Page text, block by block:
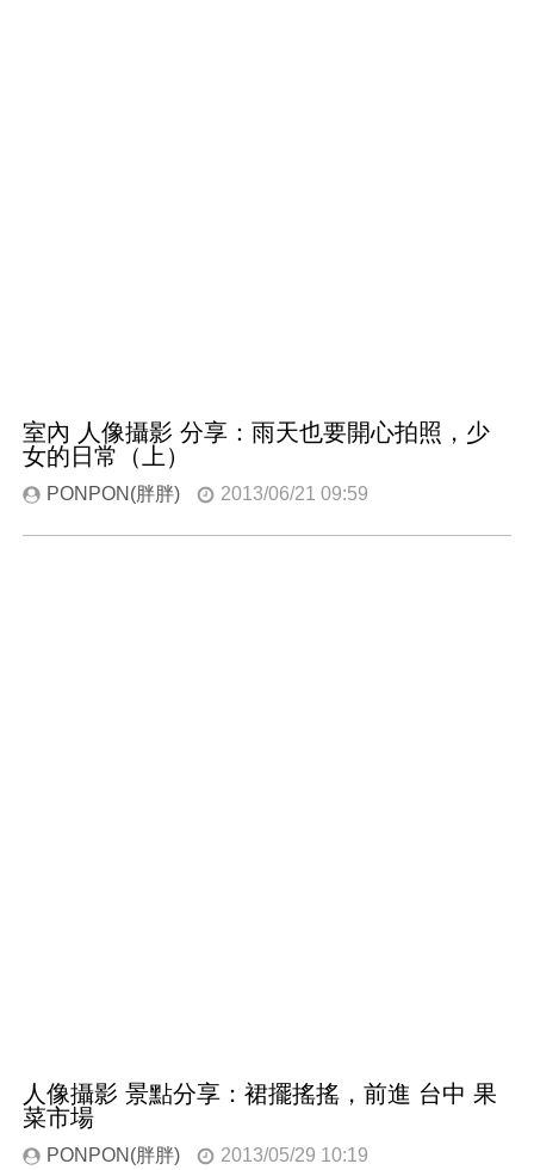
室內 人像攝影 分享：雨天也要開心拍照，少
女的日常（上）
PONPON(胖胖) 2013/06/21 09:59
人像攝影 景點分享：裙擺搖搖，前進 台中 果
菜市場
PONPON(胖胖) 2013/05/29 10:19